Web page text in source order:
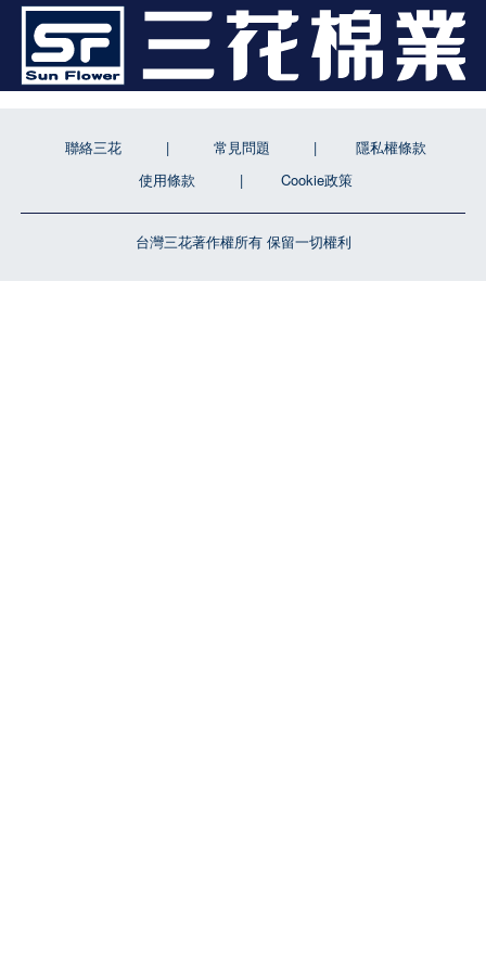
台灣三花著作權所有 保留一切權利
聯絡三花 常見問題
隱私權條款
使用條款
Cookie政策